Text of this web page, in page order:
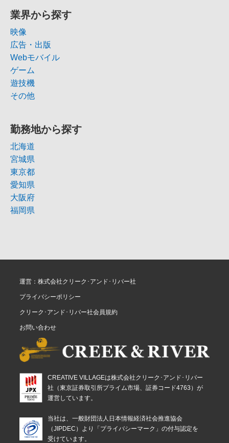
業界から探す
映像
広告・出版
Webモバイル
ゲーム
遊技機
その他
勤務地から探す
北海道
宮城県
東京都
愛知県
大阪府
福岡県
運営：株式会社クリーク･アンド･リバー社
プライバシーポリシー
クリーク･アンド･リバー社会員規約
お問い合わせ
CREATIVE VILLAGEは株式会社クリーク･アンド･リバー
社（東京証券取引所プライム市場、証券コード4763）が
運営しています。
当社は、一般財団法人日本情報経済社会推進協会
（JIPDEC）より「プライバシーマーク」の付与認定を
受けています。